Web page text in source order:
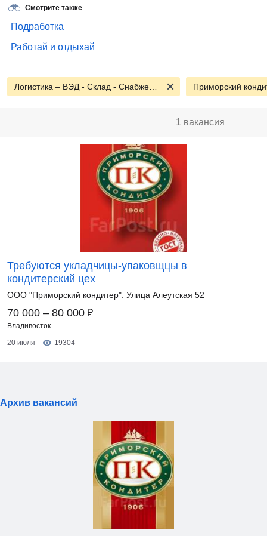
Смотрите также
Подработка
Работай и отдыхай
Приморский
1 вакансия
Требуются укладчицы-упаковщцы в
кондитерский цех
ООО "Приморский кондитер". Улица Алеутская 52
70 000 – 80 000 ₽
Владивосток
20 июля
19304
Архив вакансий